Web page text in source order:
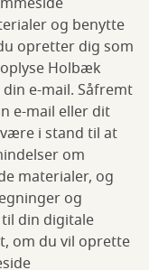
og benytte
opretter dig som
Holbæk
e-mail. Såfremt
e-mail eller dit
i stand til at
om
materialer, og
og
din digitale
om du vil oprette